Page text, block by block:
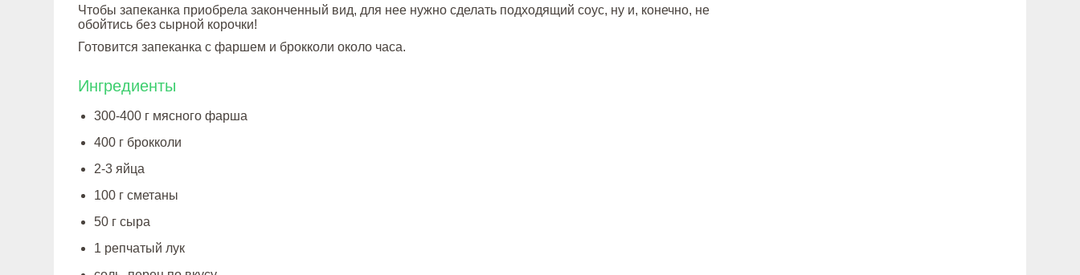
Чтобы запеканка приобрела законченный вид, для нее нужно сделать подходящий соус, ну и, конечно, не
обойтись без сырной корочки!
Готовится запеканка с фаршем и брокколи около часа.
Ингредиенты
300-400 г мясного фарша
400 г брокколи
2-3 яйца
100 г сметаны
50 г сыра
1 репчатый лук